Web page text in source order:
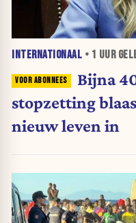
INTERNATIONAAL • 1 UUR
Bijna
stopzetting
nieuw leven in